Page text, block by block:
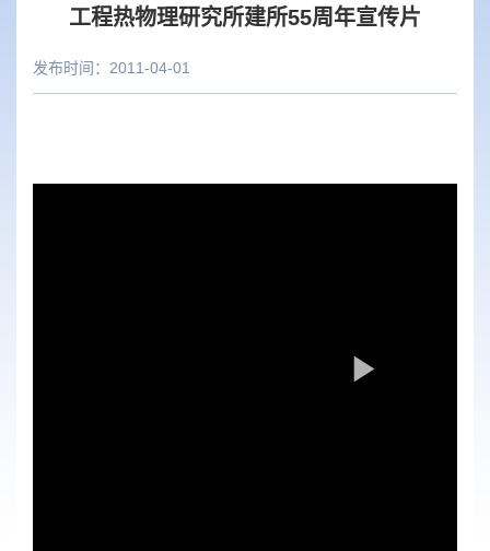
工程热物理研究所建所55周年宣传片
发布时间：2011-04-01